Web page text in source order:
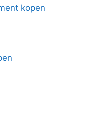
kopen